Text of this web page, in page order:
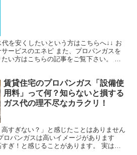
を安くしたいという方はこちらへ↓↓ お
ービスのエネピ また、プロパンガスを
い方はこちらの記事をご覧下さい。 プ
賃貸住宅のプロパンガス「設備使
用料」って何？知らないと損する
ガス代の理不尽なカラクリ！
高すぎない？」と感じたことはありません
ロパンガスは高いイメージがあります
ぎ！と感じることがあります。 実は、